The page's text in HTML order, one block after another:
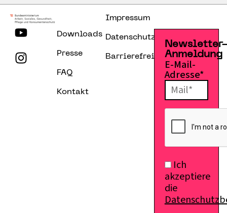
Downloads
Presse
FAQ
Kontakt
Impressum
Datenschutzerklärung
Barrierefreiheitserklärung
Anmeldung
E-Mail-
Adresse*
Ich
akzeptiere
die